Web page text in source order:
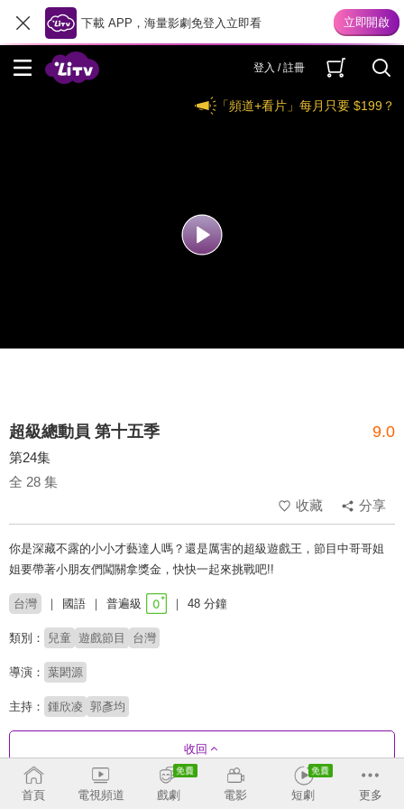
下載 APP，海量影劇免登入立即看
登入 / 註冊
「頻道+看片」每月只要 $199？
超級總動員 第十五季 9.0
第24集
全 28 集
收藏
分享
你是深藏不露的小小才藝達人嗎？還是厲害的超級遊戲王，節目中哥哥姐
姐要帶著小朋友們闖關拿獎金，快快一起來挑戰吧!!
台灣 國語 普遍級 48 分鐘
類別： 兒童 遊戲節目 台灣
導演： 葉閎源
主持： 鍾欣凌 郭彥均
收回
劇集列表
首頁 電視頻道 戲劇 電影 短劇 更多